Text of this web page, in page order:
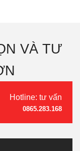
VÀ TƯ
Hotline: tư vấn
0865.283.168